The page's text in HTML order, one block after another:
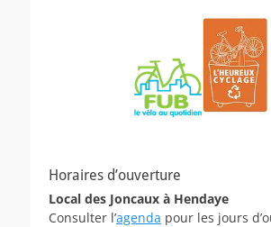
Horaires d’ouverture
Local des Joncaux à Hendaye
Consulter l’agenda pour les jours